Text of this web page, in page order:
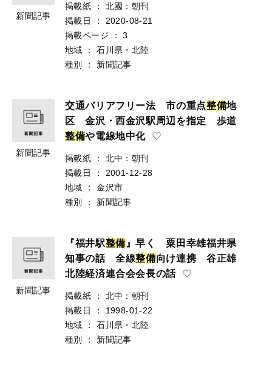
新聞記事
掲載紙 ：
北國：朝刊
掲載日
：
2020-08-21
掲載ページ
：
3
地域
：
石川県・北陸
種別
： 新聞記事
新聞記事
交通バリアフリー法 市の重点整備地
区 金沢・西金沢駅周辺を指定 歩道
整備や電線地中化
掲載紙 ：
北中：朝刊
掲載日
：
2001-12-28
地域
：
金沢市
種別
： 新聞記事
新聞記事
『福井駅整備 』早く 粟田幸雄福井県
知事の話 全線整備向け連携 谷正雄
北陸経済連合会会長の話
掲載紙 ：
北中：朝刊
掲載日
：
1998-01-22
地域
：
石川県・北陸
種別
： 新聞記事